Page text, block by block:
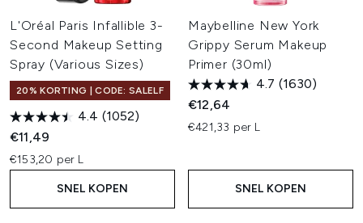
L'Oréal Paris Infallible 3-
Second Makeup Setting
Spray (Various Sizes)
20% KORTING | CODE: SALELF
4.4 (1052)
€11,49
€153,20 per L
SNEL KOPEN
Maybelline New York
Grippy Serum Makeup
Primer (30ml)
4.7 (1630)
€12,64
€421,33 per L
SNEL KOPEN